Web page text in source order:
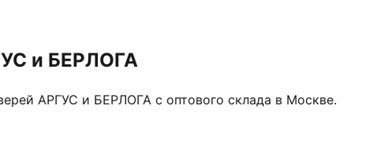
и БЕРЛОГА
АРГУС и БЕРЛОГА с оптового склада в Москве.